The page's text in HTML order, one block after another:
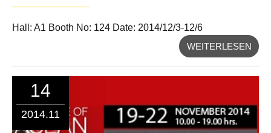
Hall: A1 Booth No: 124 Date: 2014/12/3-12/6
WEITERLESEN
14
2014.11